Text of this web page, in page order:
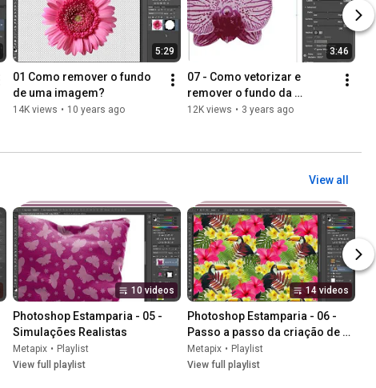
5:29
01 Como remover o fundo
de uma imagem?
14K views • 10 years ago
3:46
07 - Como vetorizar e
remover o fundo da
imagem no Illustrator
12K views • 3 years ago
View all
10 videos
Photoshop Estamparia - 05 -
Simulações Realistas
Metapix • Playlist
View full playlist
14 videos
Photoshop Estamparia - 06 -
Passo a passo da criação de
uma estampa
Metapix • Playlist
View full playlist